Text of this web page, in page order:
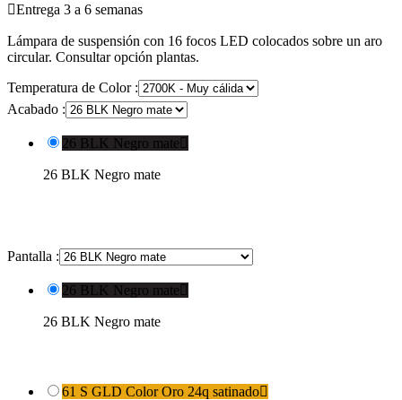
Entrega 3 a 6 semanas
Lámpara de suspensión con 16 focos LED colocados sobre un aro
circular. Consultar opción plantas.
Temperatura de Color :
Acabado :
26 BLK Negro mate 
26 BLK Negro mate
Pantalla :
26 BLK Negro mate 
26 BLK Negro mate
61 S GLD Color Oro 24q satinado